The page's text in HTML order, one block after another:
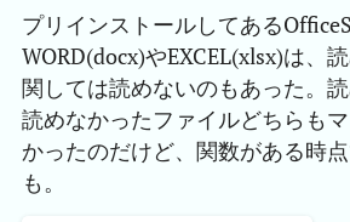
プリインストールしてある
WORD(docx)やEXCEL(xlsx)は、
関しては読めないのもあった。読
読めなかったファイルどちらも
かったのだけど、関数がある時
も。